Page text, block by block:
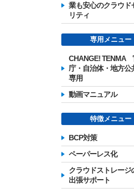
業も安心のクラウド
リティ
専用メニュー
CHANGE! TENMA
庁・自治体・地方公
専用
動画マニュアル
特徴メニュー
BCP対策
ペーパーレス化
クラウドストレージ
出張サポート